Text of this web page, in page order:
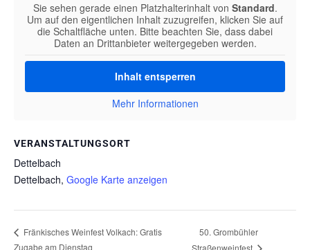
VERANSTALTUNGSORT
Dettelbach
Dettelbach, Google Karte anzeigen
Sie sehen gerade einen Platzhalterinhalt von Standard.
Um auf den eigentlichen Inhalt zuzugreifen, klicken Sie auf
die Schaltfläche unten. Bitte beachten Sie, dass dabei
Daten an Drittanbieter weitergegeben werden.
Inhalt entsperren
Mehr Informationen
Fränkisches Weinfest Volkach: Gratis
Zugabe am Dienstag
50. Grombühler
Straßenweinfest